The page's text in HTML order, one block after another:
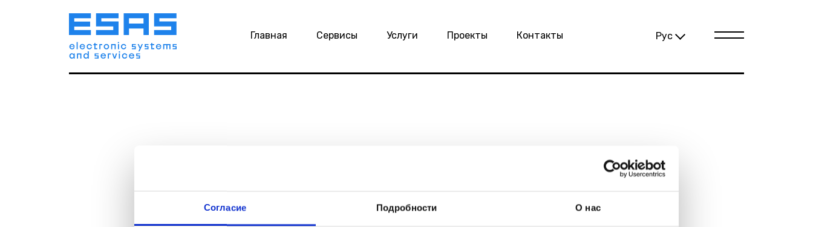
Согласие Подробности О нас
Главная Сервисы Услуги Проекты Контакты Рус
Сервисы